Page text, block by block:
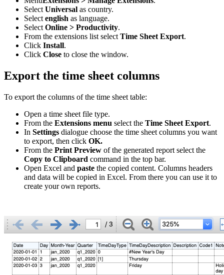
Select Universal as country.
Select english as language.
Select Online > Productivity.
From the extensions list select Time Sheet Export.
Click Install.
Click Close to close the window.
Export the time sheet columns
To export the columns of the time sheet table:
Open a time sheet file type.
From the Extensions menu select the Time Sheet Export.
In Settings dialogue choose the time sheet columns you want
to export, then click OK.
From the Print Preview of the generated report select the
Copy to Clipboard command in the top bar.
Open Excel and paste the copied content. Columns headers
and data will be copied in Excel. From there you can use it to
create your own reports.